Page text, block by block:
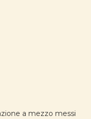
a mezzo messi